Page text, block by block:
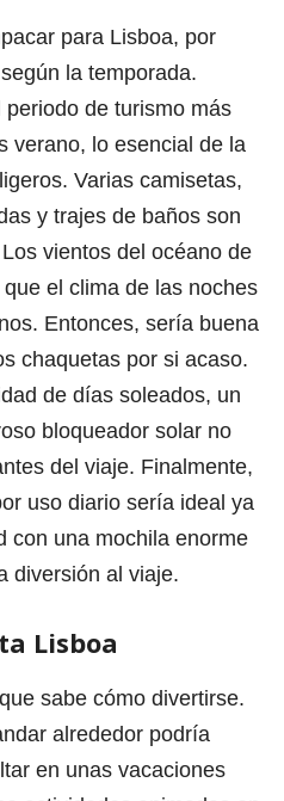
para Lisboa, por
la temporada.
de turismo más
verano, lo esencial de la
Varias camisetas,
y trajes de baños son
vientos del océano de
el clima de las noches
Entonces, sería buena
chaquetas por si acaso.
de días soleados, un
bloqueador solar no
del viaje. Finalmente,
uso diario sería ideal ya
con una mochila enorme
diversión al viaje.
Lisboa
sabe cómo divertirse.
alrededor podría
en unas vacaciones